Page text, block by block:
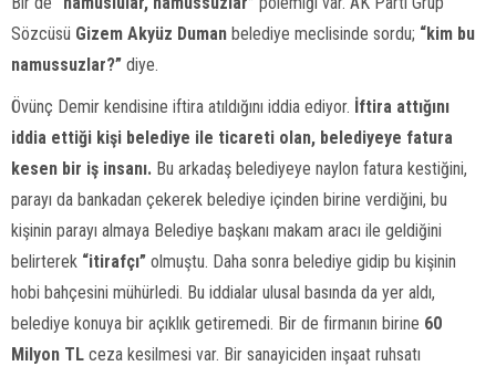
Sözcüsü Gizem Akyüz Duman belediye meclisinde sordu; “kim bu
namussuzlar?” diye.
Övünç Demir kendisine iftira atıldığını iddia ediyor. İftira attığını
iddia ettiği kişi belediye ile ticareti olan, belediyeye fatura
kesen bir iş insanı. Bu arkadaş belediyeye naylon fatura kestiğini,
parayı da bankadan çekerek belediye içinden birine verdiğini, bu
kişinin parayı almaya Belediye başkanı makam aracı ile geldiğini
belirterek “itirafçı” olmuştu. Daha sonra belediye gidip bu kişinin
hobi bahçesini mühürledi. Bu iddialar ulusal basında da yer aldı,
belediye konuya bir açıklık getiremedi. Bir de firmanın birine 60
Milyon TL ceza kesilmesi var. Bir sanayiciden inşaat ruhsatı